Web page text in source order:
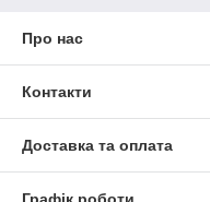
Про нас
Контакти
Доставка та оплата